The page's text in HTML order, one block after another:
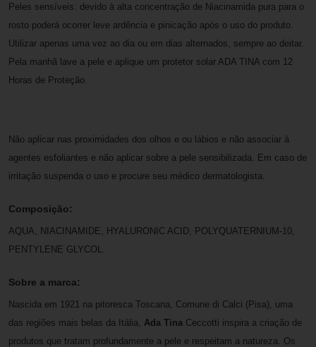
Peles sensíveis: devido à alta concentração de Niacinamida pura para o
rosto poderá ocorrer leve ardência e pinicação após o uso do produto.
Utilizar apenas uma vez ao dia ou em dias alternados, sempre ao deitar.
Pela manhã lave a pele e aplique um protetor solar ADA TINA com 12
Horas de Proteção.
Não aplicar nas proximidades dos olhos e ou lábios e não associar à
agentes esfoliantes e não aplicar sobre a pele sensibilizada. Em caso de
irritação suspenda o uso e procure seu médico dermatologista.
Composição:
AQUA, NIACINAMIDE, HYALURONIC ACID, POLYQUATERNIUM-10,
PENTYLENE GLYCOL.
Sobre a marca:
Nascida em 1921 na pitoresca Toscana, Comune di Calci (Pisa), uma
das regiões mais belas da Itália,
Ada Tina Ceccotti inspira a criação de
produtos que tratam profundamente a pele e respeitam a natureza. Os